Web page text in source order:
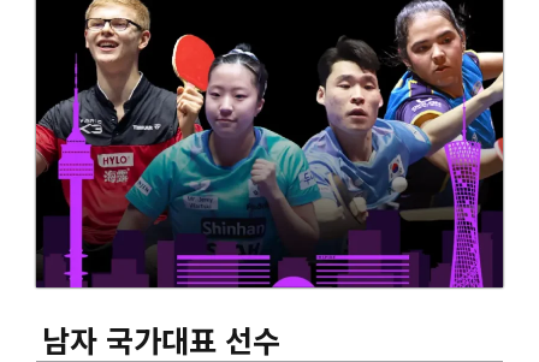
남자 국가대표 선수